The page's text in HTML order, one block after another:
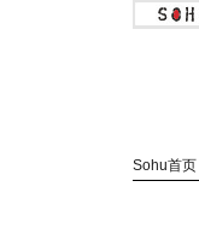
Sohu首页